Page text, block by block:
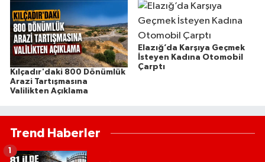
Kılçadır'daki 800 Dönümlük
Arazi Tartışmasına
Valilikten Açıklama
Elazığ’da Karşıya Geçmek
İsteyen Kadına Otomobil
Çarptı
Trend Haberler
1